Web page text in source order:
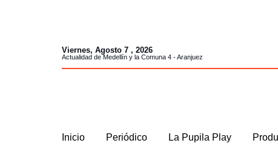
Viernes, Agosto 7 , 2026
Actualidad de Medellín y la Comuna 4 - Aranjuez
Inicio Periódico La Pupila Play